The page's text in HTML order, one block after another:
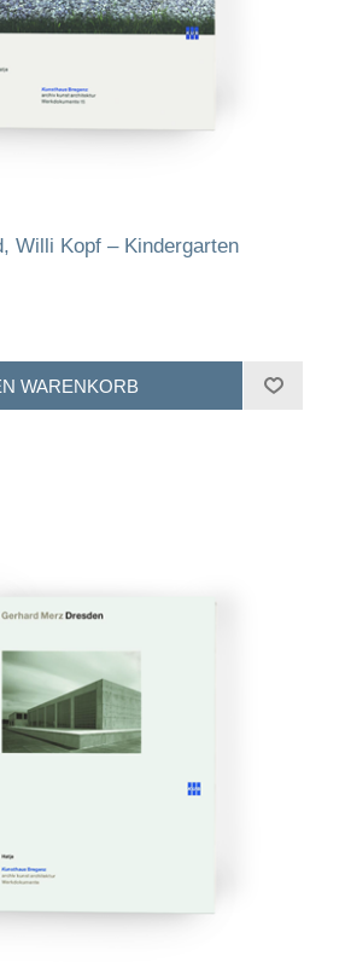
Willi Kopf – Kindergarten